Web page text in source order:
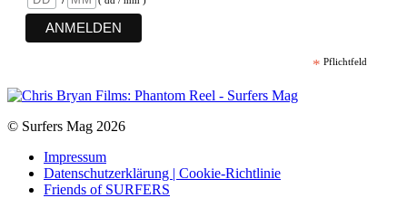
* Pflichtfeld
© Surfers Mag 2026
Impressum
Datenschutzerklärung | Cookie-Richtlinie
Friends of SURFERS